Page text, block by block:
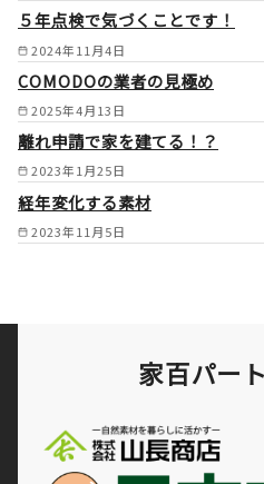
2024年11月4日
５年点検で気づくことです！
2025年4月13日
COMODOの業者の見極め
2023年1月25日
離れ申請で家を建てる！？
2023年11月5日
経年変化する素材
家百パー